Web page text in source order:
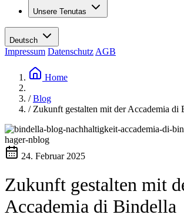
Ihre Vorteile
Werte
Geschichte
Les Moby Dicks
Kontakte
Nachhaltigkeit
Unsere Tenutas
Deutsch
Impressum Datenschutz AGB
Home
/ Blog
/ Zukunft gestalten mit der Accademia di
24. Februar 2025
Zukunft gestalten mit
Accademia di Bindella